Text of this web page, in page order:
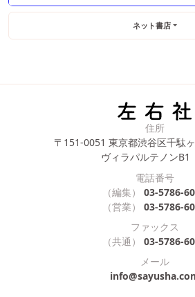
ネット書店
住所
〒151-0051 東京都渋谷区千駄
ヴィラパルテノンB1
電話番号
（編集）
03-5786-
（営業）
03-5786-
ファックス
（共通）
03-5786-
メール